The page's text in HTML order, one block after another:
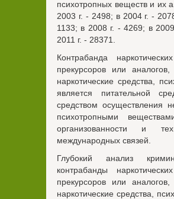
психотропных веществ и их
2003 г. - 2498; в 2004 г. -
1133; в 2008 г. - 4269; в
2011 г. - 28371.
Контрабанда
прекурсоров или
наркотические средства,
является питательной
средством осуществления
психотропными
организованности и
международных связей.
Глубокий анализ
контрабанды
прекурсоров или
наркотические средства,